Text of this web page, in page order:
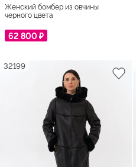
Женский бомбер из овчины
черного цвета
62 800 ₽
32199